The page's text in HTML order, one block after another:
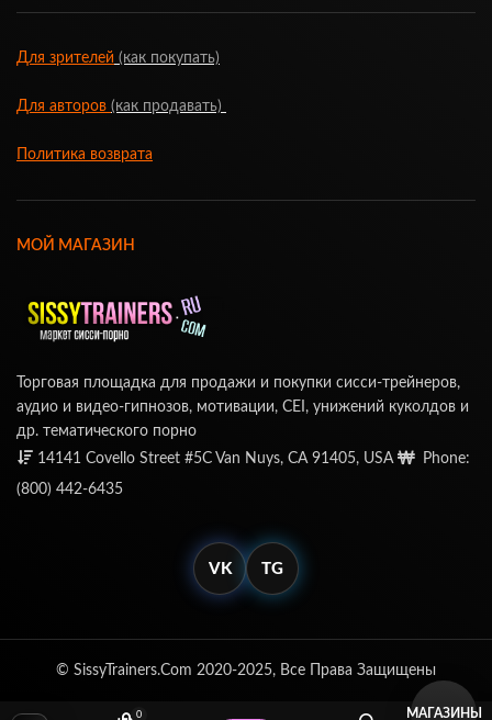
Для зрителей (как покупать)
Для авторов (как продавать)
Политика возврата
МОЙ МАГАЗИН
Торговая площадка для продажи и покупки сисси-трейнеров,
аудио и видео-гипнозов, мотивации, CEI, унижений куколдов и
др. тематического порно
14141 Covello Street #5C Van Nuys, CA 91405, USA
Phone:
(800) 442-6435
VK TG
© SissyTrainers.Com 2020-2025, Все Права Защищены
0 МАГАЗИНЫ